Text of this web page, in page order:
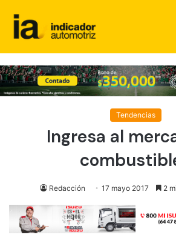
Tendencias
Ingresa al
Redacción 17 mayo 2017 2